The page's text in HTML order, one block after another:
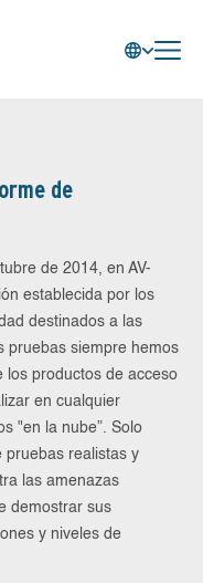
de
de 2014, en AV-
establecida por los
destinados a las
pruebas siempre hemos
los productos de acceso
en cualquier
"en la nube”. Solo
pruebas realistas y
las amenazas
demostrar sus
y niveles de